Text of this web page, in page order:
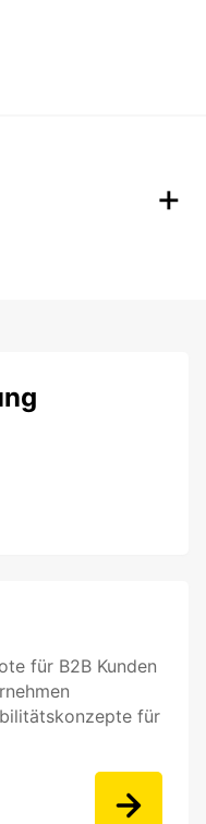
für B2B Kunden
für